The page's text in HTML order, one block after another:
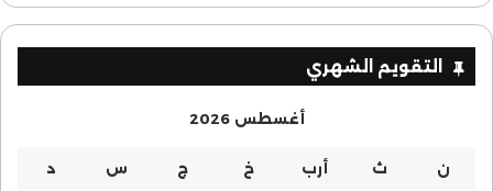
التقويم الشهري
أغسطس 2026
ن ث أرب خ ج س د